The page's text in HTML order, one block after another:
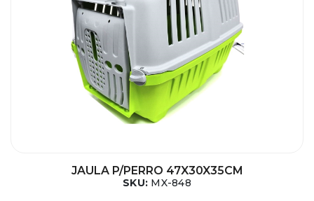
JAULA P/PERRO 47X30X35CM
SKU: MX-848